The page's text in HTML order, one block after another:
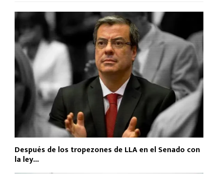
Después de los tropezones de LLA en el Senado con
la ley...